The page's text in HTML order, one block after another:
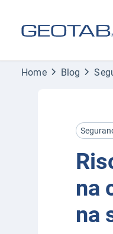
Home Blog
na
na